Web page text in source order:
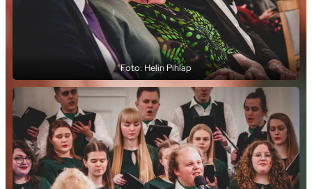
Foto: Helin Pihlap